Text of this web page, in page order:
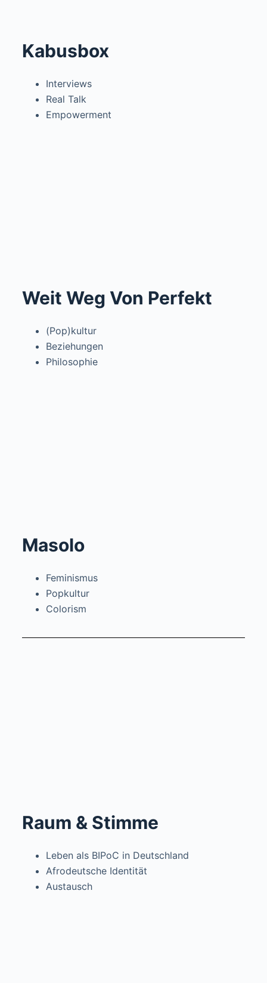
Kabusbox
Interviews
Real Talk
Empowerment
Weit Weg Von Perfekt
(Pop)kultur
Beziehungen
Philosophie
Masolo
Feminismus
Popkultur
Colorism
Raum & Stimme
Leben als BIPoC in Deutschland
Afrodeutsche Identität
Austausch